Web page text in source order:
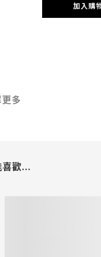
加入購
多
歡...